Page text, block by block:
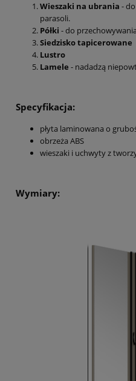
Wieszaki na ubrania -
parasoli.
Półki - do
Siedzisko tapicerowane
Lustro
Lamele - nadadzą
Specyfikacja:
płyta laminowana o
obrzeża ABS
wieszaki i uchwyty z
Wymiary: